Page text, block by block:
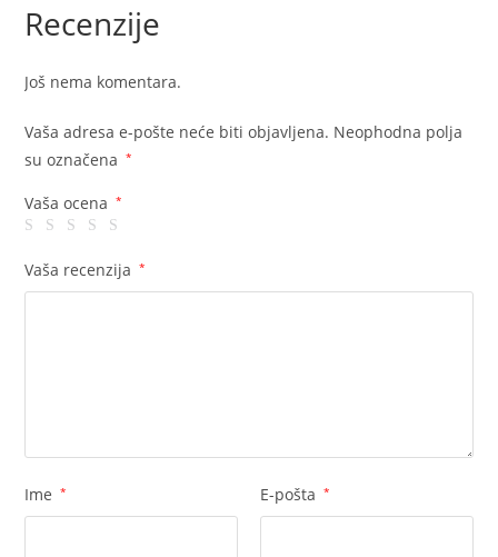
Recenzije
Još nema komentara.
Vaša adresa e-pošte neće biti objavljena. Neophodna polja
su označena
*
Vaša ocena *
Vaša recenzija *
Ime * E-pošta *